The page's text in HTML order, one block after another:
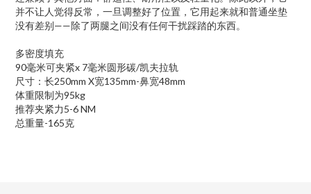
并不让人觉得反常，一旦调整好了位置，它用起来就和普通坐垫
没有差别——除了两腿之间没有任何干扰踩踏的东西。
多密度填充
90毫米可夹紧x 7毫米圆形碳/凯夫拉轨
尺寸：长250mm X宽135mm-鼻宽48mm
体重限制为95kg
推荐夹紧力5-6 NM
总重量-165克